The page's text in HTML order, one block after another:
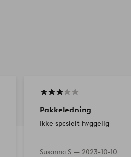
Pakkeledning
Ikke spesielt hyggelig
Susanna S — 2023-10-10